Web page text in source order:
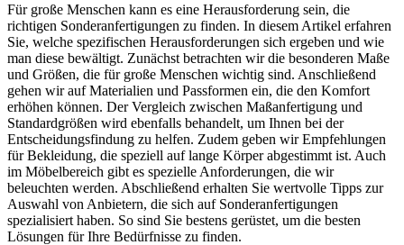
Für große Menschen kann es eine Herausforderung sein, die
richtigen Sonderanfertigungen zu finden. In diesem Artikel erfahren
Sie, welche spezifischen Herausforderungen sich ergeben und wie
man diese bewältigt. Zunächst betrachten wir die besonderen Maße
und Größen, die für große Menschen wichtig sind. Anschließend
gehen wir auf Materialien und Passformen ein, die den Komfort
erhöhen können. Der Vergleich zwischen Maßanfertigung und
Standardgrößen wird ebenfalls behandelt, um Ihnen bei der
Entscheidungsfindung zu helfen. Zudem geben wir Empfehlungen
für Bekleidung, die speziell auf lange Körper abgestimmt ist. Auch
im Möbelbereich gibt es spezielle Anforderungen, die wir
beleuchten werden. Abschließend erhalten Sie wertvolle Tipps zur
Auswahl von Anbietern, die sich auf Sonderanfertigungen
spezialisiert haben. So sind Sie bestens gerüstet, um die besten
Lösungen für Ihre Bedürfnisse zu finden.